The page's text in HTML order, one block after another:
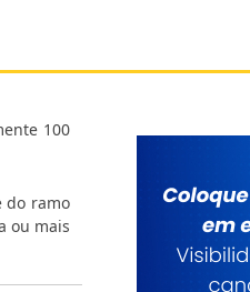
100
do ramo
ou mais